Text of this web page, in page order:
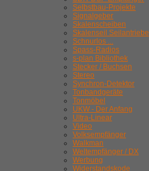
Selbstbau-Projekte
Signalgeber
Skalenscheiben
Skalenseil Seilantriebe
Schnurlos ...
Spass-Radios
s-plan Bibliothek
Stecker / Buchsen
Stereo
Synchron-Detektor
Tonbandgeräte
Tonmöbel
UKW - Der Anfang
Ultra-Linear
Video
Volksempfänger
Walkman
Weltempfänger / DX
Werbung
Widerstandskode